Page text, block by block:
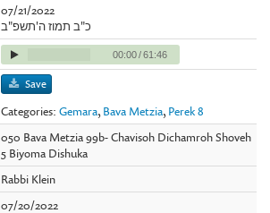
07/21/2022
כ"ב תמוז ה'תשפ"ב
00:00/61:46
Save
Categories:Gemara, Bava Metzia, Perek 8
050 Bava Metzia 99b- Chavisoh Dichamroh Shoveh
5 Biyoma Dishuka
Rabbi Klein
07/20/2022